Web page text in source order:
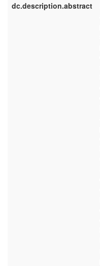
dc.description.abstract